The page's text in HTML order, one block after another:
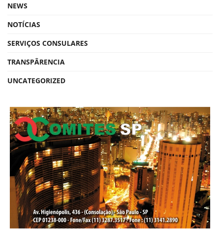
NEWS
NOTÍCIAS
SERVIÇOS CONSULARES
TRANSPÂRENCIA
UNCATEGORIZED